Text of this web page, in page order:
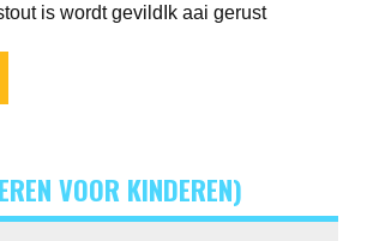
is wordt gevildIk aai gerust
VOOR KINDEREN)